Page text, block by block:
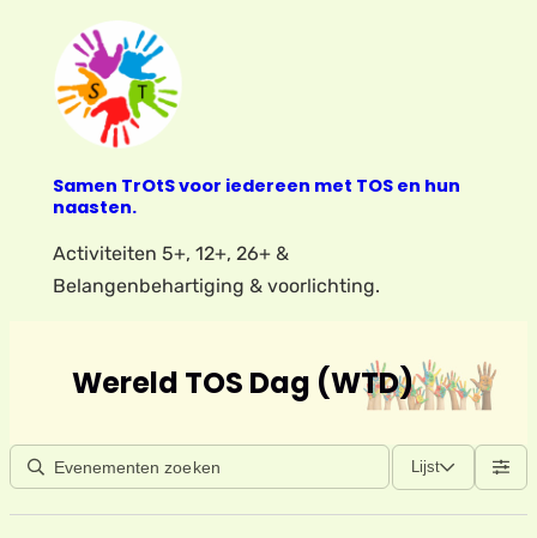
Samen TrOtS voor iedereen met TOS en hun
naasten.
Activiteiten 5+, 12+, 26+ &
Belangenbehartiging & voorlichting.
Wereld TOS Dag (WTD)
Lijst